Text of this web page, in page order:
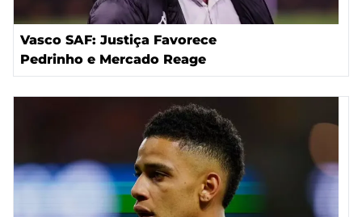
Vasco SAF: Justiça Favorece
Pedrinho e Mercado Reage